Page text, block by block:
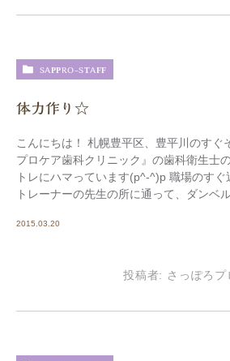
SAPPRO-STAFF
体力作り☆
こんにちは！ 札幌豊平区、豊平川のすぐ
プロケア歯科クリニック』の歯科衛生士
トレにハマっています(p^-^)p 職場のす
トレーナーの先生の所に通って、ダンベ
2015.03.20
投稿者: さっぽろ